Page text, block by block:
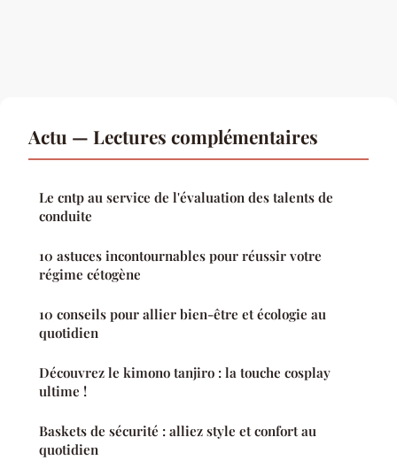
Actu — Lectures complémentaires
Le cntp au service de l'évaluation des talents de
conduite
10 astuces incontournables pour réussir votre
régime cétogène
10 conseils pour allier bien-être et écologie au
quotidien
Découvrez le kimono tanjiro : la touche cosplay
ultime !
Baskets de sécurité : alliez style et confort au
quotidien